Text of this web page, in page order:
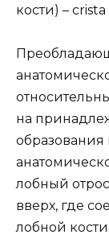
кости) –
на
лобный
вверх, где
лобной